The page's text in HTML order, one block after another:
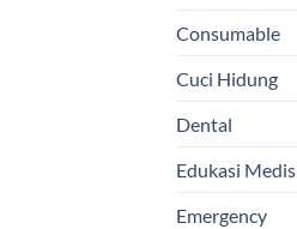
Consumable
Cuci Hidung
Dental
Edukasi Medis
Emergency